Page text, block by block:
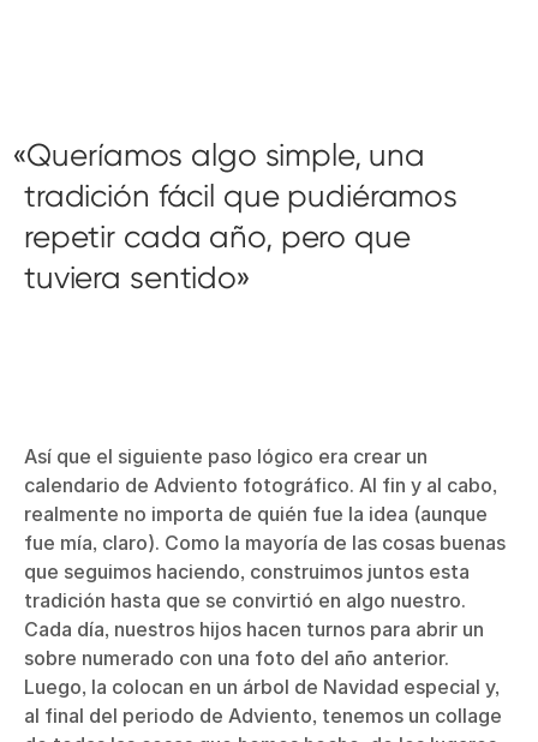
Queríamos algo simple, una
tradición fácil que pudiéramos
repetir cada año, pero que
tuviera sentido
Así que el siguiente paso lógico era crear un
calendario de Adviento fotográfico. Al fin y al cabo,
realmente no importa de quién fue la idea (aunque
fue mía, claro). Como la mayoría de las cosas buenas
que seguimos haciendo, construimos juntos esta
tradición hasta que se convirtió en algo nuestro.
Cada día, nuestros hijos hacen turnos para abrir un
sobre numerado con una foto del año anterior.
Luego, la colocan en un árbol de Navidad especial y,
al final del periodo de Adviento, tenemos un collage